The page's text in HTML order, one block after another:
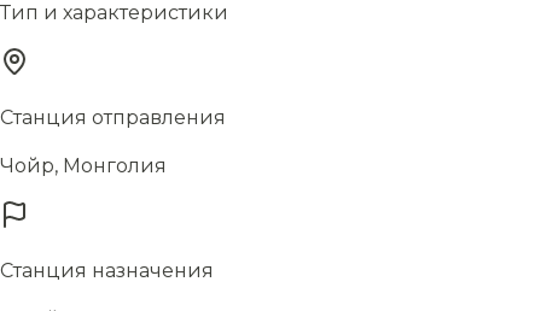
Тип и характеристики
Станция отправления
Чойр, Монголия
Станция назначения